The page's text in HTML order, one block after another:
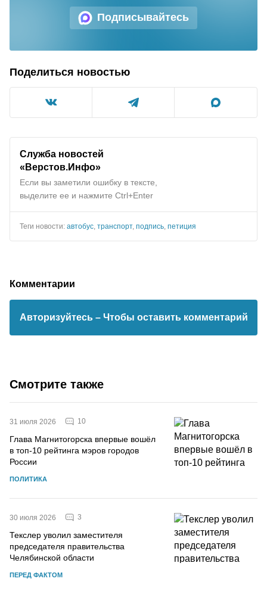
Подписывайтесь
Поделиться новостью
Служба новостей
«Верстов.Инфо»
Если вы заметили ошибку в тексте,
выделите ее и нажмите Ctrl+Enter
Теги новости: автобус транспорт, подпись петиция
Комментарии
Авторизуйтесь – Чтобы оставить комментарий
Смотрите также
31 июля 2026 10
Глава Магнитогорска впервые вошёл
в топ-10 рейтинга мэров городов
России
ПОЛИТИКА
30 июля 2026 3
Текслер уволил заместителя
председателя правительства
Челябинской области
ПЕРЕД ФАКТОМ